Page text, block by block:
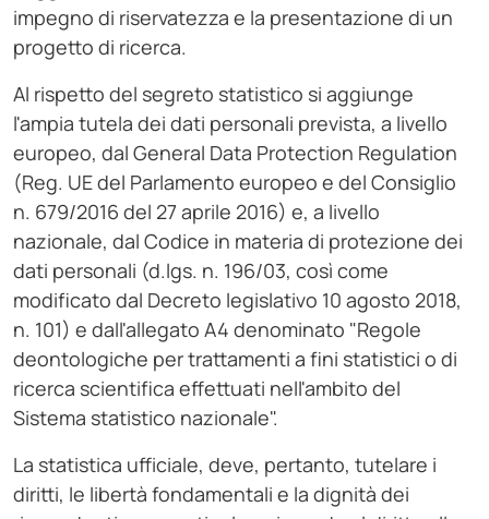
impegno di riservatezza e la presentazione di un
progetto di ricerca.
Al rispetto del segreto statistico si aggiunge
l'ampia tutela dei dati personali prevista, a livello
europeo, dal General Data Protection Regulation
(Reg. UE del Parlamento europeo e del Consiglio
n. 679/2016 del 27 aprile 2016) e, a livello
nazionale, dal Codice in materia di protezione dei
dati personali (d.lgs. n. 196/03, così come
modificato dal Decreto legislativo 10 agosto 2018,
n. 101) e dall'allegato A4 denominato "Regole
deontologiche per trattamenti a fini statistici o di
ricerca scientifica effettuati nell'ambito del
Sistema statistico nazionale".
La statistica ufficiale, deve, pertanto, tutelare i
diritti, le libertà fondamentali e la dignità dei